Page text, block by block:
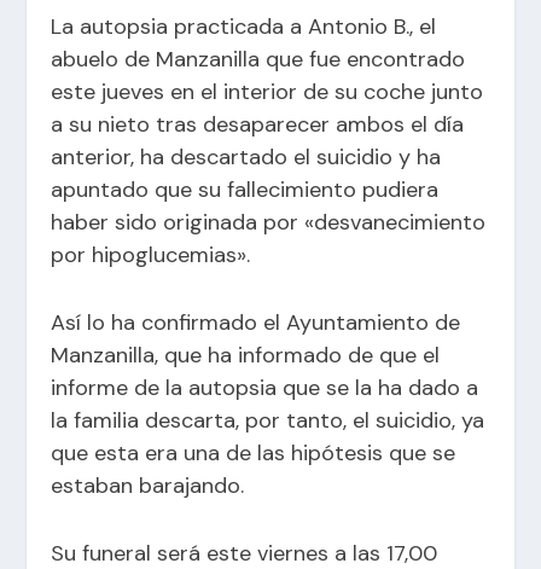
La autopsia practicada a Antonio B., el
abuelo de Manzanilla que fue encontrado
este jueves en el interior de su coche junto
a su nieto tras desaparecer ambos el día
anterior, ha descartado el suicidio y ha
apuntado que su fallecimiento pudiera
haber sido originada por «desvanecimiento
por hipoglucemias».
Así lo ha confirmado el Ayuntamiento de
Manzanilla, que ha informado de que el
informe de la autopsia que se la ha dado a
la familia descarta, por tanto, el suicidio, ya
que esta era una de las hipótesis que se
estaban barajando.
Su funeral será este viernes a las 17,00